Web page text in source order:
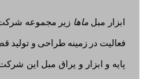
ابزار مبلماها
فعالیت در زمینه طراحی و تولید